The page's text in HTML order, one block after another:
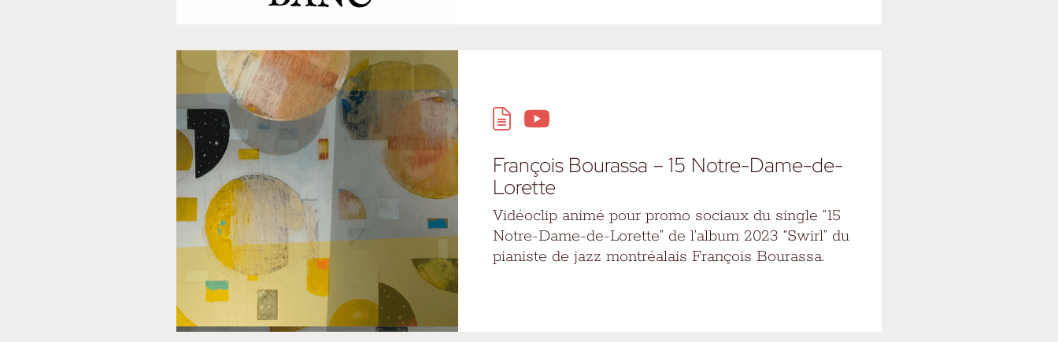
François Bourassa – 15 Notre-Dame-de-
Lorette
Vidéoclip animé pour promo sociaux du single “15
Notre-Dame-de-Lorette” de l’album 2023 “Swirl” du
pianiste de jazz montréalais François Bourassa.